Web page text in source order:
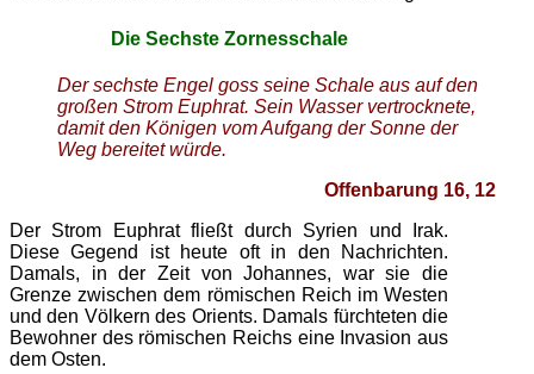
Die Sechste Zornesschale
Der sechste Engel goss seine Schale aus auf den
großen Strom Euphrat. Sein Wasser vertrocknete,
damit den Königen vom Aufgang der Sonne der
Weg bereitet würde.
Offenbarung 16, 12
Der Strom Euphrat fließt durch Syrien und Irak.
Diese Gegend ist heute oft in den Nachrichten.
Damals, in der Zeit von Johannes, war sie die
Grenze zwischen dem römischen Reich im Westen
und den Völkern des Orients. Damals fürchteten die
Bewohner des römischen Reichs eine Invasion aus
dem Osten.